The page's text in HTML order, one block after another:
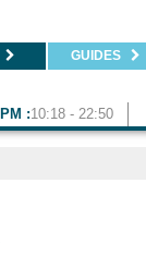
GUIDES
PM :10:18 - 22:50